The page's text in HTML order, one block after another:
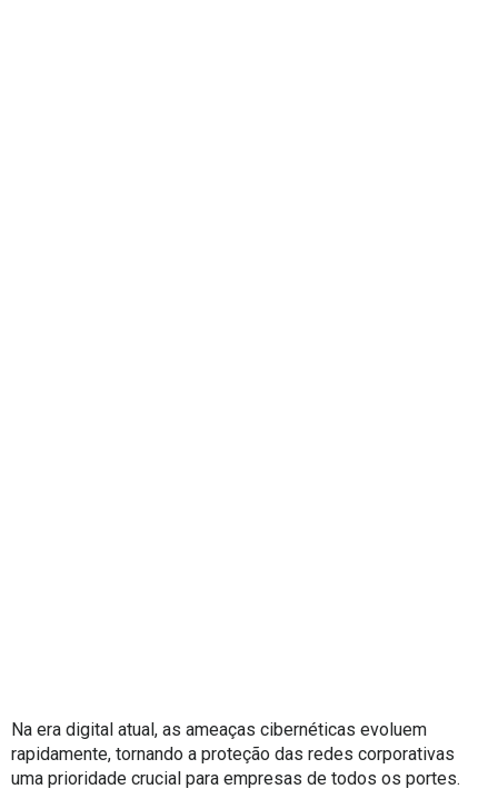
Na era digital atual, as ameaças cibernéticas evoluem
rapidamente, tornando a proteção das redes corporativas
uma prioridade crucial para empresas de todos os portes.